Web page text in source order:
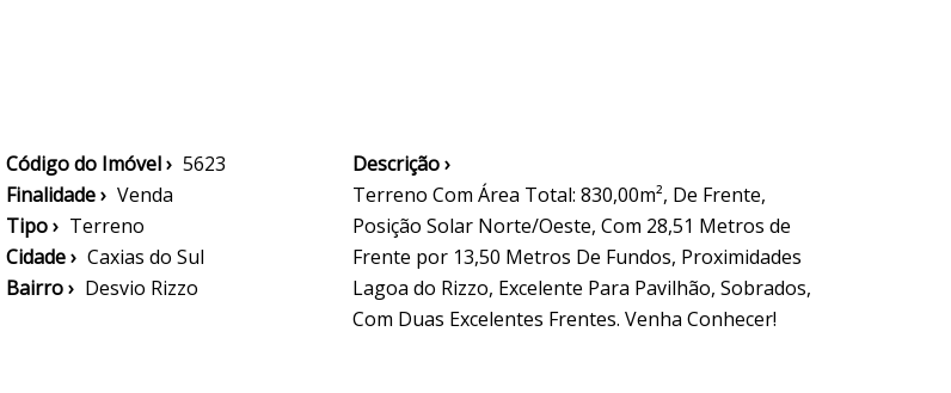
Código do Imóvel › 5623
Finalidade › Venda
Tipo › Terreno
Cidade › Caxias do Sul
Bairro › Desvio Rizzo
Descrição ›
Terreno Com Área Total: 830,00m², De Frente,
Posição Solar Norte/Oeste, Com 28,51 Metros de
Frente por 13,50 Metros De Fundos, Proximidades
Lagoa do Rizzo, Excelente Para Pavilhão, Sobrados,
Com Duas Excelentes Frentes. Venha Conhecer!